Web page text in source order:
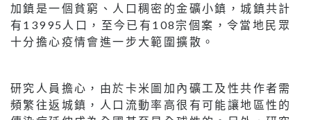
加鎮是一個貧窮、人口稠密的金礦小鎮，城鎮共計
有13995人口，至今已有108宗個案，令當地民眾
十分擔心疫情會進一步大範圍擴散。
研究人員擔心，由於卡米圖加內礦工及性共作者需
頻繁往返城鎮，人口流動率高很有可能讓地區性的